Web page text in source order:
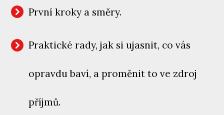
První kroky a směry.
Praktické rady, jak si ujasnit, co vás
opravdu baví, a proměnit to ve zdroj
příjmů.